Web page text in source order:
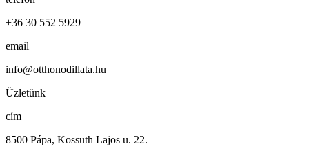
+36 30 552 5929
email
info@otthonodillata.hu
Üzletünk
cím
8500 Pápa, Kossuth Lajos u. 22.